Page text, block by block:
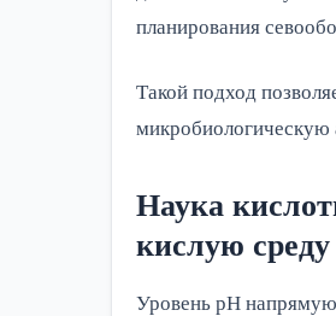
планирования
Такой подход
микробиологическую
Наука
кислую среду
Уровень pH напрямую